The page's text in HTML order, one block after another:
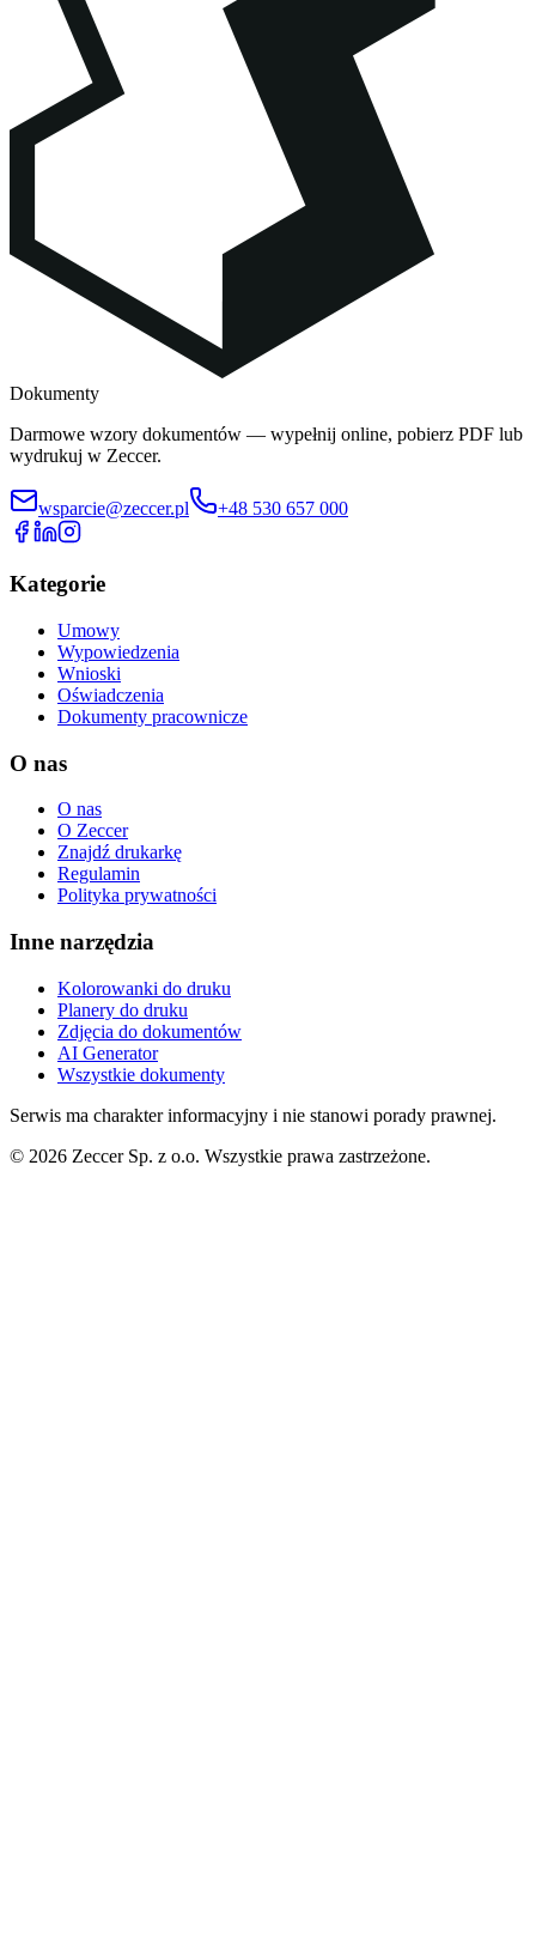
Dokumenty
Darmowe wzory dokumentów — wypełnij online, pobierz PDF lub
wydrukuj w Zeccer.
wsparcie@zeccer.pl +48 530 657 000
Kategorie
Umowy
Wypowiedzenia
Wnioski
Oświadczenia
Dokumenty pracownicze
O nas
O nas
O Zeccer
Znajdź drukarkę
Regulamin
Polityka prywatności
Inne narzędzia
Kolorowanki do druku
Planery do druku
Zdjęcia do dokumentów
AI Generator
Wszystkie dokumenty
Serwis ma charakter informacyjny i nie stanowi porady prawnej.
© 2026 Zeccer Sp. z o.o. Wszystkie prawa zastrzeżone.